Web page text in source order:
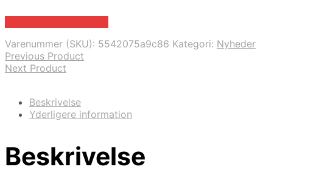
Varenummer (SKU): 5542075a9c86 Kategori: Nyheder
Previous Product
Next Product
Beskrivelse
Yderligere information
Beskrivelse